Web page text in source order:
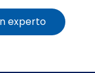
experto